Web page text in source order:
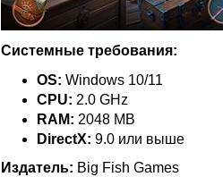
Системные требования:
OS: Windows 10/11
CPU: 2.0 GHz
RAM: 2048 MB
DirectX: 9.0 или выше
Издатель: Big Fish Games